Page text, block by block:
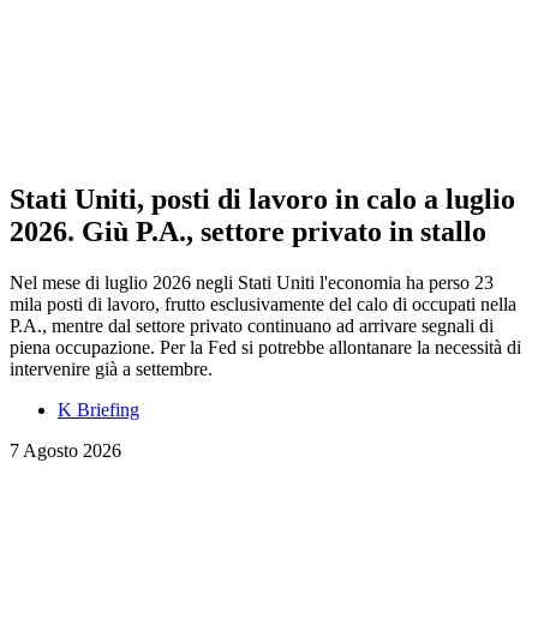
Stati Uniti, posti di lavoro in calo a luglio
2026. Giù P.A., settore privato in stallo
Nel mese di luglio 2026 negli Stati Uniti l'economia ha perso 23
mila posti di lavoro, frutto esclusivamente del calo di occupati nella
P.A., mentre dal settore privato continuano ad arrivare segnali di
piena occupazione. Per la Fed si potrebbe allontanare la necessità di
intervenire già a settembre.
K Briefing
7 Agosto 2026